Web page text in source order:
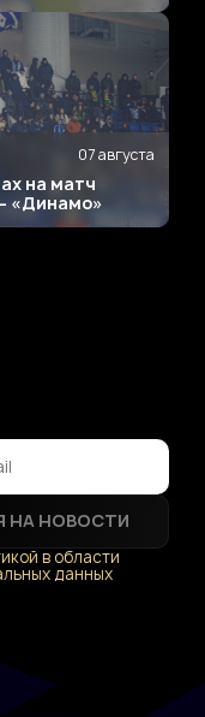
07 августа
на матч
«Динамо»
НА НОВОСТИ
в области
данных